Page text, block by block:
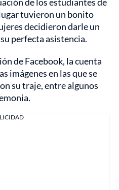
tuvieron un bonito
decidieron darle un
perfecta asistencia.
de Facebook, la cuenta
imágenes en las que se
su traje, entre algunos